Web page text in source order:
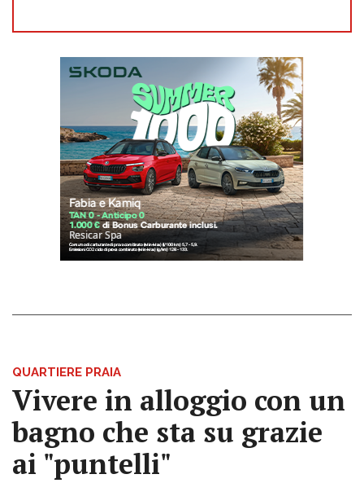
QUARTIERE PRAIA
Vivere in alloggio con un
bagno che sta su grazie
ai "puntelli"